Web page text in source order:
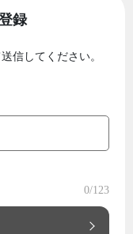
録
信してください。
0/123